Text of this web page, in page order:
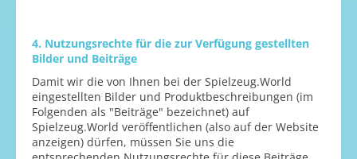
4. Nutzungsrechte für die zur Verfügung gestellten
Bilder und Beiträge
Damit wir die von Ihnen bei der Spielzeug.World
eingestellten Bilder und Produktbeschreibungen (im
Folgenden als "Beiträge" bezeichnet) auf
Spielzeug.World veröffentlichen (also auf der Website
anzeigen) dürfen, müssen Sie uns die